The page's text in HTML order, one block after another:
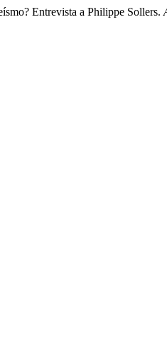
Entrevista a Philippe Sollers.